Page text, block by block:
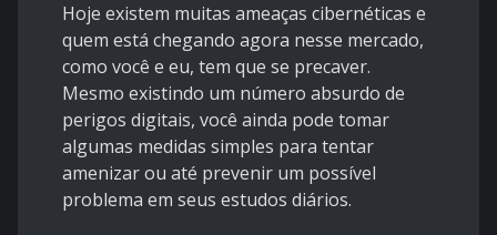
Hoje existem muitas ameaças cibernéticas e
quem está chegando agora nesse mercado,
como você e eu, tem que se precaver.
Mesmo existindo um número absurdo de
perigos digitais, você ainda pode tomar
algumas medidas simples para tentar
amenizar ou até prevenir um possível
problema em seus estudos diários.